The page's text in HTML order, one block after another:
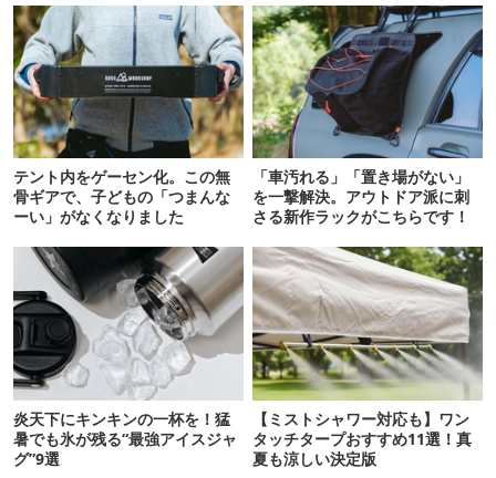
テント内をゲーセン化。この無
骨ギアで、子どもの「つまんな
ーい」がなくなりました
「車汚れる」「置き場がない」
を一撃解決。アウトドア派に刺
さる新作ラックがこちらです！
炎天下にキンキンの一杯を！猛
暑でも氷が残る“最強アイスジャ
グ”9選
【ミストシャワー対応も】ワン
タッチタープおすすめ11選！真
夏も涼しい決定版